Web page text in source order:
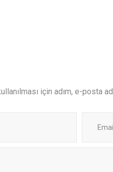
için adım, e-posta